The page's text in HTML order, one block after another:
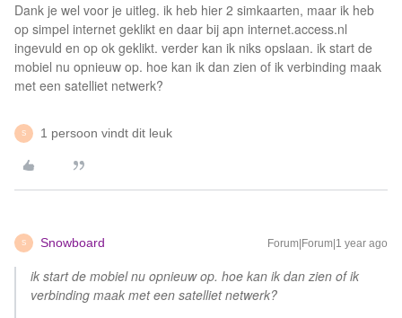
Dank je wel voor je uitleg. ik heb hier 2 simkaarten, maar ik heb
op simpel internet geklikt en daar bij apn internet.access.nl
ingevuld en op ok geklikt. verder kan ik niks opslaan. ik start de
mobiel nu opnieuw op. hoe kan ik dan zien of ik verbinding maak
met een satelliet netwerk?
S 1 persoon vindt dit leuk
S Snowboard Forum|Forum|1 year ago
ik start de mobiel nu opnieuw op. hoe kan ik dan zien of ik
verbinding maak met een satelliet netwerk?